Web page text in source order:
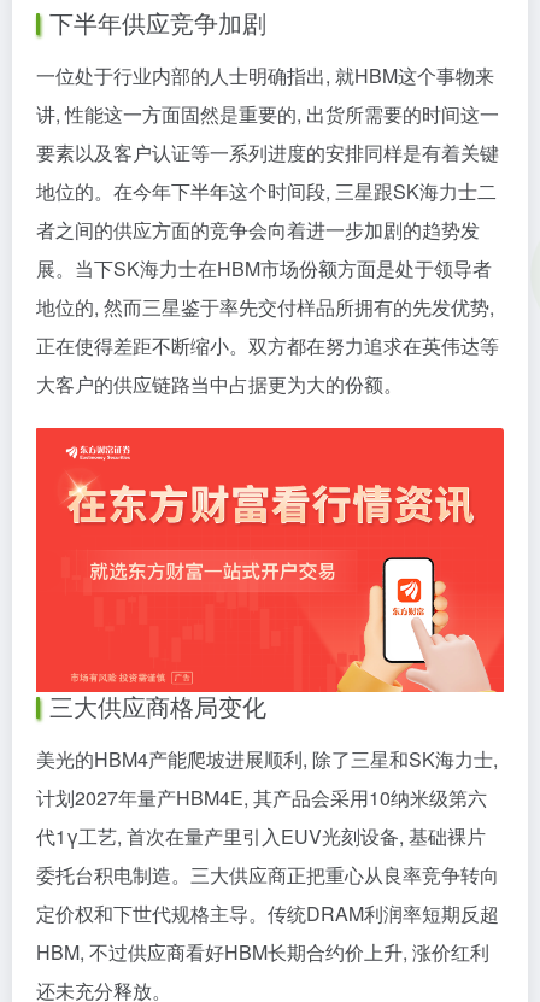
下半年供应竞争加剧
一位处于行业内部的人士明确指出, 就HBM这个事物来
讲, 性能这一方面固然是重要的, 出货所需要的时间这一
要素以及客户认证等一系列进度的安排同样是有着关键
地位的。在今年下半年这个时间段, 三星跟SK海力士二
者之间的供应方面的竞争会向着进一步加剧的趋势发
展。当下SK海力士在HBM市场份额方面是处于领导者
地位的, 然而三星鉴于率先交付样品所拥有的先发优势,
正在使得差距不断缩小。双方都在努力追求在英伟达等
大客户的供应链路当中占据更为大的份额。
三大供应商格局变化
美光的HBM4产能爬坡进展顺利, 除了三星和SK海力士,
计划2027年量产HBM4E, 其产品会采用10纳米级第六
代1γ工艺, 首次在量产里引入EUV光刻设备, 基础裸片
委托台积电制造。三大供应商正把重心从良率竞争转向
定价权和下世代规格主导。传统DRAM利润率短期反超
HBM, 不过供应商看好HBM长期合约价上升, 涨价红利
还未充分释放。